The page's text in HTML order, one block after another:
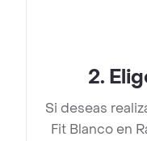
2.
Si deseas
Fit Blanco en